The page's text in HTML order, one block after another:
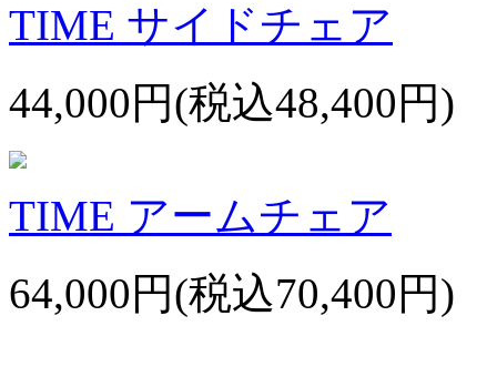
TIME サイドチェア
44,000円(税込48,400円)
TIME アームチェア
64,000円(税込70,400円)